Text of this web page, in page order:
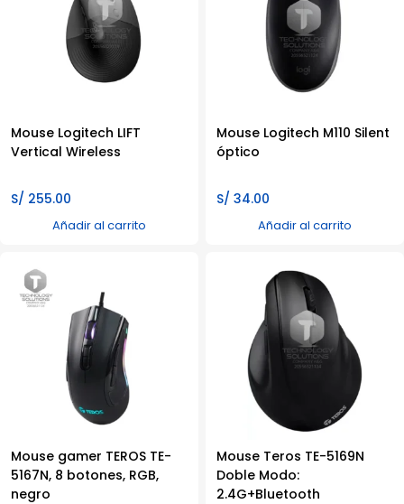
Mouse Logitech LIFT
Vertical Wireless
S/ 255.00
Añadir al carrito
Mouse Logitech M110 Silent
óptico
S/ 34.00
Añadir al carrito
Mouse gamer TEROS TE-
5167N, 8 botones, RGB,
negro
Mouse Teros TE-5169N
Doble Modo:
2.4G+Bluetooth